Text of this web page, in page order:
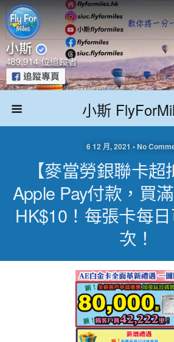
小斯
6 12 月, 2021 • No
【麥當勞銀聯卡超抵
Apple Pay付款，買
HK$10！每張卡每
次！